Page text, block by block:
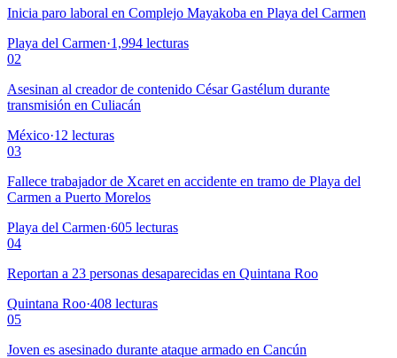
Inicia paro laboral en Complejo Mayakoba en Playa del Carmen
Playa del Carmen·1,994 lecturas
02
Asesinan al creador de contenido César Gastélum durante
transmisión en Culiacán
México·12 lecturas
03
Fallece trabajador de Xcaret en accidente en tramo de Playa del
Carmen a Puerto Morelos
Playa del Carmen·605 lecturas
04
Reportan a 23 personas desaparecidas en Quintana Roo
Quintana Roo·408 lecturas
05
Joven es asesinado durante ataque armado en Cancún